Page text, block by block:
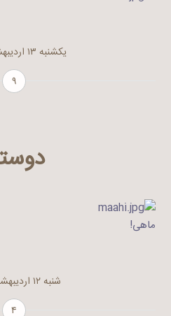
یکشنبه ۱۳ اردیبهشت ۱۳۸۳
۹
ماهی!
شنبه ۱۲ اردیبهشت ۱۳۸۳
۴